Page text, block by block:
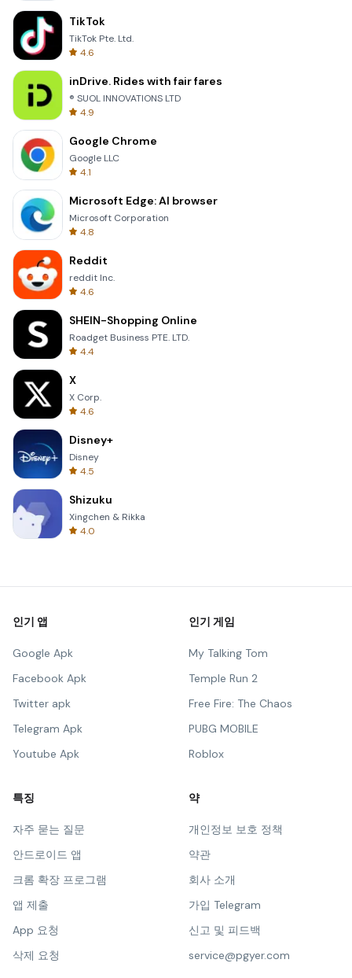
TikTok
TikTok Pte. Ltd.
4.6
inDrive. Rides with fair fares
® SUOL INNOVATIONS LTD
4.9
Google Chrome
Google LLC
4.1
Microsoft Edge: AI browser
Microsoft Corporation
4.8
Reddit
reddit Inc.
4.6
SHEIN-Shopping Online
Roadget Business PTE. LTD.
4.4
X
X Corp.
4.6
Disney+
Disney
4.5
Shizuku
Xingchen & Rikka
4.0
인기 앱
Google Apk
Facebook Apk
Twitter apk
Telegram Apk
Youtube Apk
인기 게임
My Talking Tom
Temple Run 2
Free Fire: The Chaos
PUBG MOBILE
Roblox
특징
자주 묻는 질문
안드로이드 앱
크롬 확장 프로그램
앱 제출
App 요청
삭제 요청
약
개인정보 보호 정책
약관
회사 소개
가입 Telegram
신고 및 피드백
service@pgyer.com